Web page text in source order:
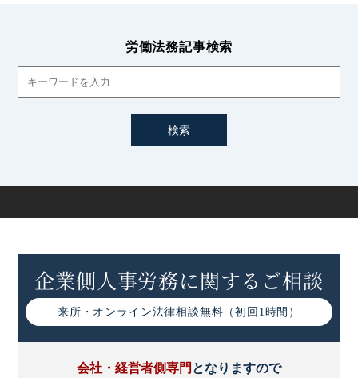
労働法務記事検索
企業側人事労務に関するご相談
来所・オンライン法律相談無料（初回1時間）
会社・経営者側専門 となりますので